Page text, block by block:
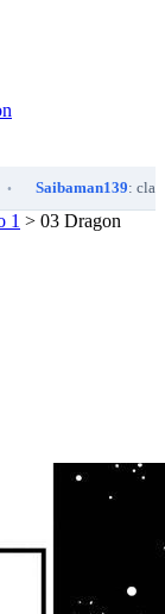
: claro que si
1 > 03 Dragon